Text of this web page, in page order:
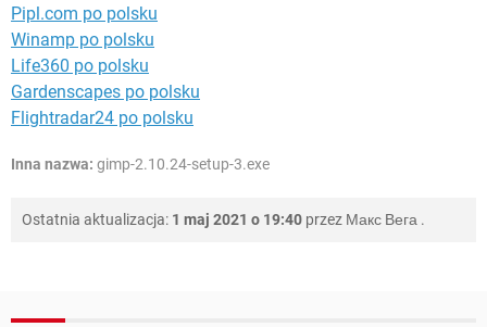
Pipl.com po polsku
Winamp po polsku
Life360 po polsku
Gardenscapes po polsku
Flightradar24 po polsku
Inna nazwa: gimp-2.10.24-setup-3.exe
Ostatnia aktualizacja: 1 maj 2021 o 19:40 przez Макс Вега .